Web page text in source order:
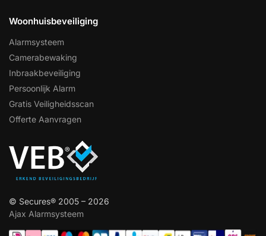
Woonhuisbeveiliging
Alarmsysteem
Camerabewaking
Inbraakbeveiliging
Persoonlijk Alarm
Gratis Veiligheidsscan
Offerte Aanvragen
© Secures® 2005 – 2026
Ajax Alarmsysteem